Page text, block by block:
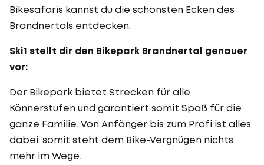
Bikesafaris kannst du die schönsten Ecken des
Brandnertals entdecken.
Ski1 stellt dir den Bikepark Brandnertal genauer
vor:
Der Bikepark bietet Strecken für alle
Könnerstufen und garantiert somit Spaß für die
ganze Familie. Von Anfänger bis zum Profi ist alles
dabei, somit steht dem Bike-Vergnügen nichts
mehr im Wege.